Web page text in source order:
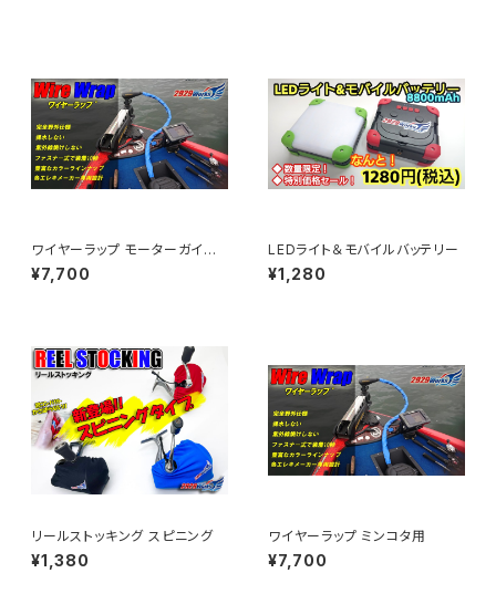
ワイヤーラップ モーターガイド
用 Sサイズ
¥7,700
LEDライト＆モバイルバッテリー
¥1,280
リールストッキング スピニング
¥1,380
ワイヤーラップ ミンコタ用
¥7,700